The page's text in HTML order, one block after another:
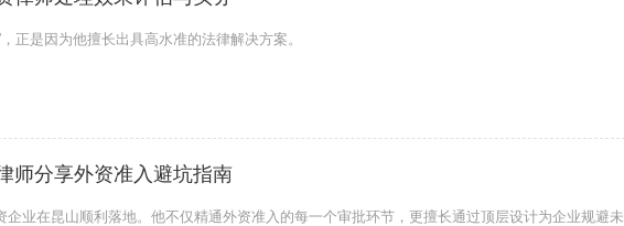
正是因为他擅长出具高水准的法律解决方案。
师分享外资准入避坑指南
业在昆山顺利落地。他不仅精通外资准入的每一个审批环节，更擅长通过顶层设计为企业规避未